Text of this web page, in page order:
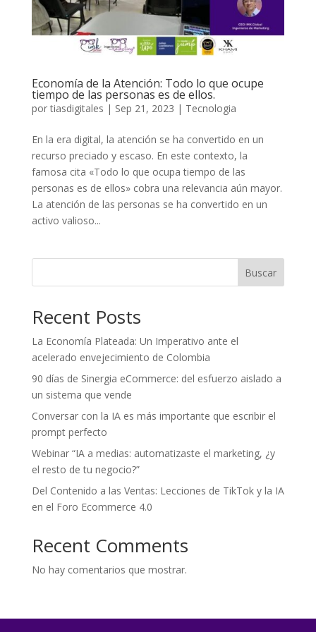
Economía de la Atención: Todo lo que ocupe
tiempo de las personas es de ellos.
portiasdigitales | Sep 21, 2023 | Tecnologia
En la era digital, la atención se ha convertido en un
recurso preciado y escaso. En este contexto, la
famosa cita «Todo lo que ocupa tiempo de las
personas es de ellos» cobra una relevancia aún mayor.
La atención de las personas se ha convertido en un
activo valioso...
Buscar
Recent Posts
La Economía Plateada: Un Imperativo ante el
acelerado envejecimiento de Colombia
90 días de Sinergia eCommerce: del esfuerzo aislado a
un sistema que vende
Conversar con la IA es más importante que escribir el
prompt perfecto
Webinar “IA a medias: automatizaste el marketing, ¿y
el resto de tu negocio?”
Del Contenido a las Ventas: Lecciones de TikTok y la IA
en el Foro Ecommerce 4.0
Recent Comments
No hay comentarios que mostrar.